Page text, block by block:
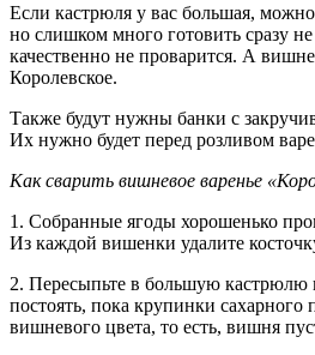
Если кастрюля у вас большая,
но слишком много готовить сразу
качественно не проварится. А
Королевское.
Также будут нужны банки с
Их нужно будет перед розливом
Как сварить вишневое варенье
1. Собранные ягоды хорошенько
Из каждой вишенки удалите
2. Пересыпьте в большую кастрюлю
постоять, пока крупинки сахарного
вишневого цвета, то есть, вишня